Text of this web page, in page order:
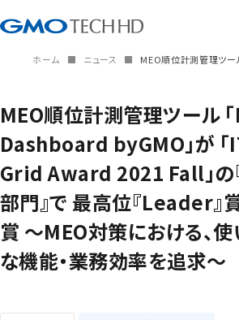
ホーム ニュース MEO順位計測管理ツー
MEO順位計測管理ツール
Dashboard byGMO」が
Grid Award 2021 Fall」の
部門』で 最高位『Leader』
賞 ～MEO対策における、使
な機能・業務効率を追求～